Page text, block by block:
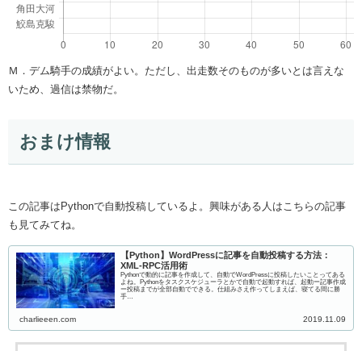
Ｍ．デム騎手の成績がよい。ただし、出走数そのものが多いとは言えな
いため、過信は禁物だ。
おまけ情報
この記事はPythonで自動投稿しているよ。興味がある人はこちらの記事
も見てみてね。
【Python】WordPressに記事を自動投稿する方法：
XML-RPC活用術
Pythonで動的に記事を作成して、自動でWordPressに投稿したいことってある
よね。Pythonをタスクスケジューラとかで自動で起動すれば、起動ー記事作成
ー投稿までが全部自動でできる。仕組みさえ作ってしまえば、寝てる間に勝
手…
charlieeen.com 2019.11.09